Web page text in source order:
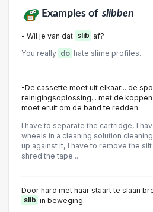
Examples of slibben
- Wil je van dat slib af?
You really do hate slime profiles.
-De cassette moet uit elkaar... de
reinigingsoplossing... met de
moet eruit om de band te redden.
I have to separate the cartridge, I
wheels in a cleaning solution
up against it, I have to remove the
shred the tape...
Door hard met haar staart te slaan
slib in beweging.